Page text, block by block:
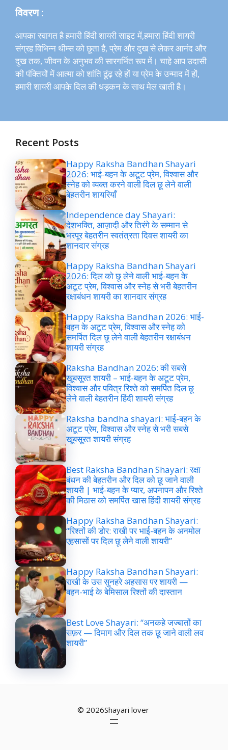
विवरण :
आपका स्वागत है हमारी हिंदी शायरी साइट में,हमारा हिंदी शायरी
संग्रह विभिन्न थीम्स को छूता है, प्रेम और दुख से लेकर आनंद और
दुख तक, जीवन के अनुभव की सारगर्भित रूप में। चाहे आप उदासी
की पंक्तियों में आत्मा को शांति ढूंढ़ रहे हों या प्रेम के उन्माद में हों,
हमारी शायरी आपके दिल की धड़कन के साथ मेल खाती है।
Recent Posts
Happy Raksha Bandhan Shayari
2026: भाई-बहन के अटूट प्रेम, विश्वास और
स्नेह को व्यक्त करने वाली दिल छू लेने वाली
बेहतरीन शायरियाँ
Independence day Shayari:
देशभक्ति, आज़ादी और तिरंगे के सम्मान से
भरपूर बेहतरीन स्वतंत्रता दिवस शायरी का
शानदार संग्रह
Happy Raksha Bandhan Shayari
2026: दिल को छू लेने वाली भाई-बहन के
अटूट प्रेम, विश्वास और स्नेह से भरी बेहतरीन
रक्षाबंधन शायरी का शानदार संग्रह
Happy Raksha Bandhan 2026: भाई-
बहन के अटूट प्रेम, विश्वास और स्नेह को
समर्पित दिल छू लेने वाली बेहतरीन रक्षाबंधन
शायरी संग्रह
Raksha Bandhan 2026: की सबसे
खूबसूरत शायरी – भाई-बहन के अटूट प्रेम,
विश्वास और पवित्र रिश्ते को समर्पित दिल छू
लेने वाली बेहतरीन हिंदी शायरी संग्रह
Raksha bandha shayari: भाई-बहन के
अटूट प्रेम, विश्वास और स्नेह से भरी सबसे
खूबसूरत शायरी संग्रह
Best Raksha Bandhan Shayari: रक्षा
बंधन की बेहतरीन और दिल को छू जाने वाली
शायरी | भाई-बहन के प्यार, अपनापन और रिश्ते
की मिठास को समर्पित खास हिंदी शायरी संग्रह
Happy Raksha Bandhan Shayari:
“रिश्तों की डोर: राखी पर भाई-बहन के अनमोल
एहसासों पर दिल छू लेने वाली शायरी”
Happy Raksha Bandhan Shayari:
राखी के उस सुनहरे अहसास पर शायरी —
बहन-भाई के बेमिसाल रिश्तों की दास्तान
Best Love Shayari: “अनकहे जज्बातों का
सफ़र — दिमाग और दिल तक छू जाने वाली लव
शायरी”
© 2026Shayari lover